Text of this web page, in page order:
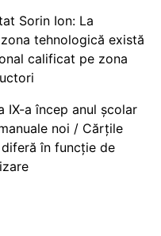
Sorin Ion: La
tehnologică există
calificat pe zona
IX-a încep anul școlar
noi / Cărțile
în funcție de